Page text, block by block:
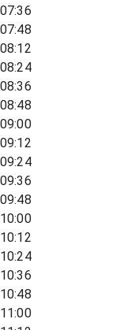
07:36
07:48
08:12
08:24
08:36
08:48
09:00
09:12
09:24
09:36
09:48
10:00
10:12
10:24
10:36
10:48
11:00